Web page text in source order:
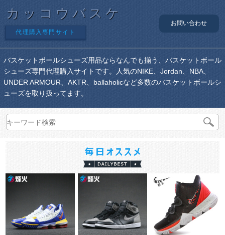
カッコウバスケ
代理購入専門サイト
お問い合わせ
バスケットボールシューズ用品ならなんでも揃う、バスケットボール
シューズ専門代理購入サイトです。人気のNIKE、Jordan、NBA、
UNDER ARMOUR、AKTR、ballaholicなど多数のバスケットボールシ
ューズを取り扱ってます。